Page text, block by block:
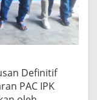
Definitif
PAC IPK